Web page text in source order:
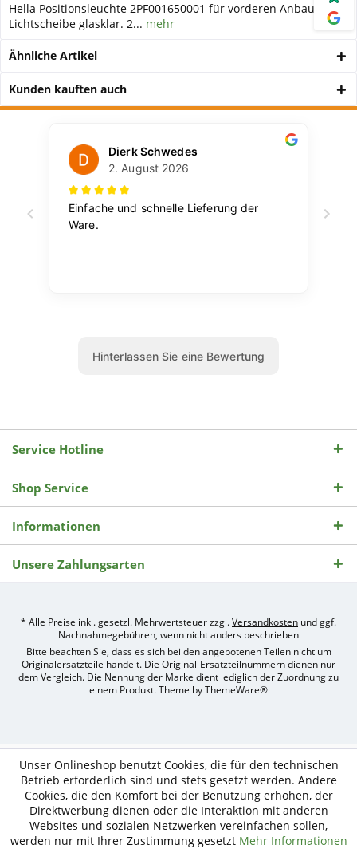
Hella Positionsleuchte 2PF001650001 für vorderen Anbau.
Lichtscheibe glasklar. 2... mehr
Ähnliche Artikel
Kunden kauften auch
Service Hotline
Shop Service
Informationen
Unsere Zahlungsarten
* Alle Preise inkl. gesetzl. Mehrwertsteuer zzgl.Versandkosten und ggf.
Nachnahmegebühren, wenn nicht anders beschrieben
Bitte beachten Sie, dass es sich bei den angebotenen Teilen nicht um
Originalersatzteile handelt. Die Original-Ersatzteilnummern dienen nur
dem Vergleich. Die Nennung der Marke dient lediglich der Zuordnung zu
einem Produkt. Theme byThemeWare®
Shops
durch
nitio
mediasign,
Ihre
Unser Onlineshop benutzt Cookies, die für den technischen
Betrieb erforderlich sind und stets gesetzt werden. Andere
Cookies, die den Komfort bei der Benutzung erhöhen, der
Direktwerbung dienen oder die Interaktion mit anderen
Websites und sozialen Netzwerken vereinfachen sollen,
werden nur mit Ihrer Zustimmung gesetzt Mehr Informationen